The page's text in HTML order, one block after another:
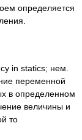
определяется
in statics; нем.
переменной
в определенном
величины и
то